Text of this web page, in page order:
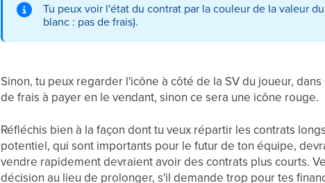
Tu peux voir l'état du contrat par la couleur de la valeur
blanc : pas de frais).
Sinon, tu peux regarder l'icône à côté de la SV du joueur,
de frais à payer en le vendant, sinon ce sera une icône rouge.
Réfléchis bien à la façon dont tu veux répartir les contrats
potentiel, qui sont importants pour le futur de ton équipe,
vendre rapidement devraient avoir des contrats plus courts.
décision au lieu de prolonger, s'il demande trop pour tes